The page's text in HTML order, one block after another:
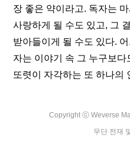
장 좋은 약이라고. 독자는
사랑하게 될 수도 있고, 그
받아들이게 될 수도 있다.
자는 이야기 속 그 누구보
또렷이 자각하는 또 하나의
Copyright ⓒ Weverse
무단 전재